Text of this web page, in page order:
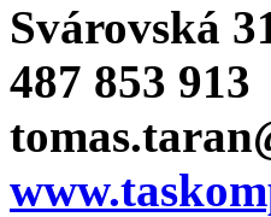
Svárovská
487 853 913